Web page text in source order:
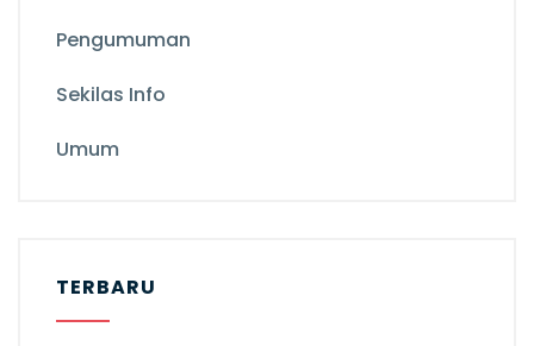
Pengumuman
Sekilas Info
Umum
TERBARU